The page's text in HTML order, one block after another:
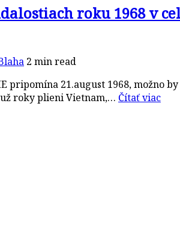
roku 1968 v
2 min read
pripomína 21.august 1968, možno
roky plieni Vietnam,… Čítať viac